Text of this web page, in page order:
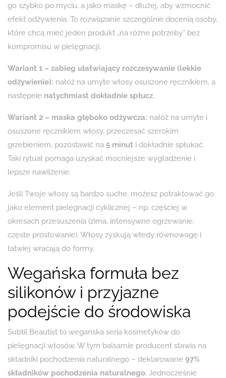
go szybko po myciu, a jako maskę – dłużej, aby wzmocnić
efekt odżywienia. To rozwiązanie szczególnie docenią osoby,
które chcą mieć jeden produkt „na różne potrzeby” bez
kompromisu w pielęgnacji.
Wariant 1 – zabieg ułatwiający rozczesywanie (lekkie
odżywienie): nałóż na umyte włosy osuszone ręcznikiem, a
następnie natychmiast dokładnie spłucz.
Wariant 2 – maska głęboko odżywcza: nałóż na umyte i
osuszone ręcznikiem włosy, przeczesać szerokim
grzebieniem, pozostawić na 5 minut i dokładnie spłukać.
Taki rytuał pomaga uzyskać mocniejsze wygładzenie i
lepsze nawilżenie.
Jeśli Twoje włosy są bardzo suche, możesz potraktować go
jako element pielęgnacji cyklicznej – np. częściej w
okresach przesuszenia (zima, intensywne ogrzewanie,
częste prostowanie). Włosy zyskują wtedy równowagę i
łatwiej wracają do formy.
Wegańska formuła bez
silikonów i przyjazne
podejście do środowiska
Subtil Beautist to wegańska seria kosmetyków do
pielęgnacji włosów. W tym balsamie producent stawia na
składniki pochodzenia naturalnego – deklarowane 97%
składników pochodzenia naturalnego. Jednocześnie